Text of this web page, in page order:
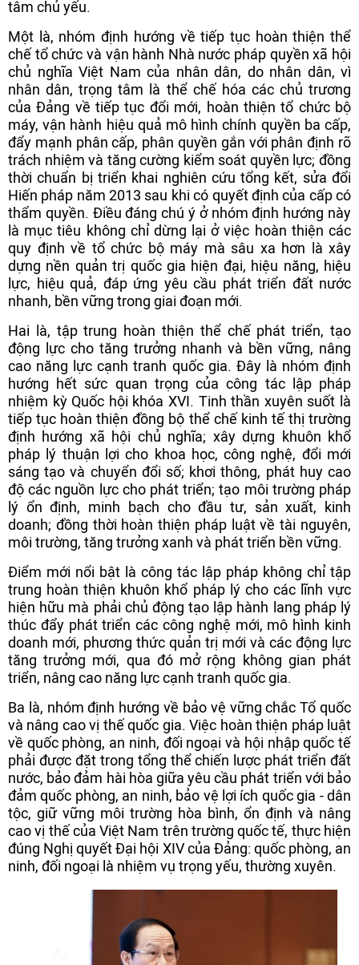
tâm chủ yếu.
Một là, nhóm định hướng về tiếp tục hoàn thiện thể
chế tổ chức và vận hành Nhà nước pháp quyền xã hội
chủ nghĩa Việt Nam của nhân dân, do nhân dân, vì
nhân dân, trọng tâm là thể chế hóa các chủ trương
của Đảng về tiếp tục đổi mới, hoàn thiện tổ chức bộ
máy, vận hành hiệu quả mô hình chính quyền ba cấp,
đẩy mạnh phân cấp, phân quyền gắn với phân định rõ
trách nhiệm và tăng cường kiểm soát quyền lực; đồng
thời chuẩn bị triển khai nghiên cứu tổng kết, sửa đổi
Hiến pháp năm 2013 sau khi có quyết định của cấp có
thẩm quyền. Điều đáng chú ý ở nhóm định hướng này
là mục tiêu không chỉ dừng lại ở việc hoàn thiện các
quy định về tổ chức bộ máy mà sâu xa hơn là xây
dựng nền quản trị quốc gia hiện đại, hiệu năng, hiệu
lực, hiệu quả, đáp ứng yêu cầu phát triển đất nước
nhanh, bền vững trong giai đoạn mới.
Hai là, tập trung hoàn thiện thể chế phát triển, tạo
động lực cho tăng trưởng nhanh và bền vững, nâng
cao năng lực cạnh tranh quốc gia. Đây là nhóm định
hướng hết sức quan trọng của công tác lập pháp
nhiệm kỳ Quốc hội khóa XVI. Tinh thần xuyên suốt là
tiếp tục hoàn thiện đồng bộ thể chế kinh tế thị trường
định hướng xã hội chủ nghĩa; xây dựng khuôn khổ
pháp lý thuận lợi cho khoa học, công nghệ, đổi mới
sáng tạo và chuyển đổi số; khơi thông, phát huy cao
độ các nguồn lực cho phát triển; tạo môi trường pháp
lý ổn định, minh bạch cho đầu tư, sản xuất, kinh
doanh; đồng thời hoàn thiện pháp luật về tài nguyên,
môi trường, tăng trưởng xanh và phát triển bền vững.
Điểm mới nổi bật là công tác lập pháp không chỉ tập
trung hoàn thiện khuôn khổ pháp lý cho các lĩnh vực
hiện hữu mà phải chủ động tạo lập hành lang pháp lý
thúc đẩy phát triển các công nghệ mới, mô hình kinh
doanh mới, phương thức quản trị mới và các động lực
tăng trưởng mới, qua đó mở rộng không gian phát
triển, nâng cao năng lực cạnh tranh quốc gia.
Ba là, nhóm định hướng về bảo vệ vững chắc Tổ quốc
và nâng cao vị thế quốc gia. Việc hoàn thiện pháp luật
về quốc phòng, an ninh, đối ngoại và hội nhập quốc tế
phải được đặt trong tổng thể chiến lược phát triển đất
nước, bảo đảm hài hòa giữa yêu cầu phát triển với bảo
đảm quốc phòng, an ninh, bảo vệ lợi ích quốc gia - dân
tộc, giữ vững môi trường hòa bình, ổn định và nâng
cao vị thế của Việt Nam trên trường quốc tế, thực hiện
đúng Nghị quyết Đại hội XIV của Đảng: quốc phòng, an
ninh, đối ngoại là nhiệm vụ trọng yếu, thường xuyên.